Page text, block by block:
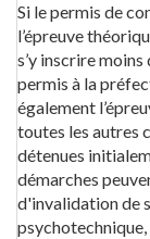
Si le permis de
l’épreuve
s’y inscrire
permis à la
également
toutes les autres
détenues
démarches
d'invalidation de